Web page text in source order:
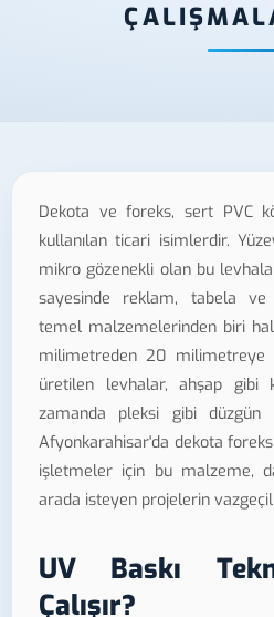
Dekota ve foreks, sert PVC
kullanılan ticari isimlerdir.
mikro gözenekli olan bu
sayesinde reklam, tabela ve
temel malzemelerinden biri
milimetreden 20 milimetreye
üretilen levhalar, ahşap gibi
zamanda pleksi gibi düzgün
Afyonkarahisar'da dekota
işletmeler için bu malzeme,
arada isteyen projelerin
UV Baskı
Çalışır?